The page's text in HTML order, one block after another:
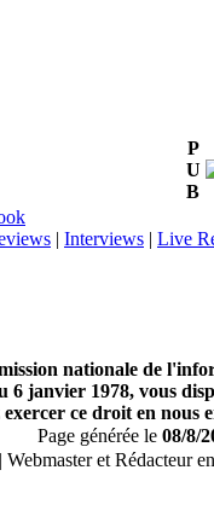
P
U
B
| Interviews | Live
nationale de
janvier 1978, vous
exercer ce droit en
Page générée le 08/8/
et Rédacteur